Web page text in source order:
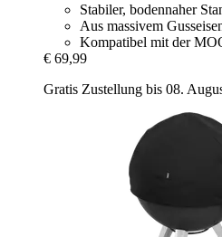
Stabiler, bodennaher
Aus massivem
Kompatibel mit der
€ 69,99
Gratis Zustellung bis 08.